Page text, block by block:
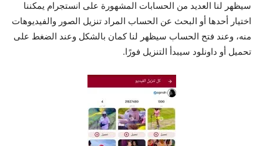
سيظهر لنا العديد من الحسابات المشهورة على انستجرام يمكننا
اختيار أحدها أو البحث عن الحساب المراد تنزيل الصور والفيديوهات
منه، وعند فتح الحساب سيظهر لنا كمان بالشكل وعند الضغط على
تحميل أو داونلود سيبدأ التنزيل فورًا.